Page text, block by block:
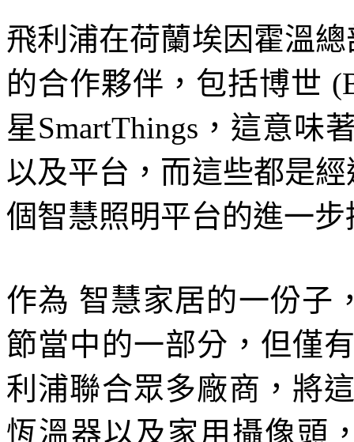
飛利浦在荷蘭埃因霍溫
的合作夥伴，包括博世
星SmartThings，這意味
以及平台，而這些都是
個智慧照明平台的進一步
作為 智慧家居的一份子
節當中的一部分，但僅
利浦聯合眾多廠商，將
恆溫器以及家用攝像頭